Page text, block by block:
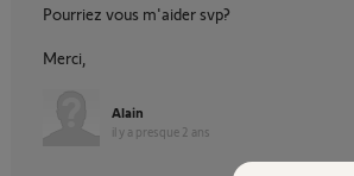
Pourriez vous m'aider svp?
Merci,
Alain
il y a presque 2 ans